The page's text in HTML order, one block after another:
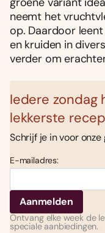
neemt het
op. Daardoor
en kruiden in
verder om
Iedere zondag
lekkerste
Schrijf je in voor
E-mailadres:
Ontvang elke week de
speciale aanbiedingen.